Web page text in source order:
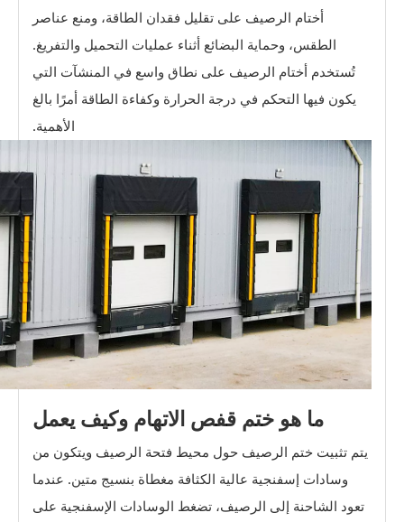
أختام الرصيف على تقليل فقدان الطاقة، ومنع عناصر
الطقس، وحماية البضائع أثناء عمليات التحميل والتفريغ.
تُستخدم أختام الرصيف على نطاق واسع في المنشآت التي
يكون فيها التحكم في درجة الحرارة وكفاءة الطاقة أمرًا بالغ
الأهمية.
ما هو ختم قفص الاتهام وكيف يعمل
يتم تثبيت ختم الرصيف حول محيط فتحة الرصيف ويتكون من
وسادات إسفنجية عالية الكثافة مغطاة بنسيج متين. عندما
تعود الشاحنة إلى الرصيف، تضغط الوسادات الإسفنجية على